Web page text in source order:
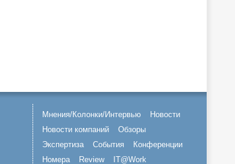
Мнения/Колонки/Интервью
Новости
Новости компаний
Обзоры
Экспертиза
События
Конференции
Номера
Review IT@Work